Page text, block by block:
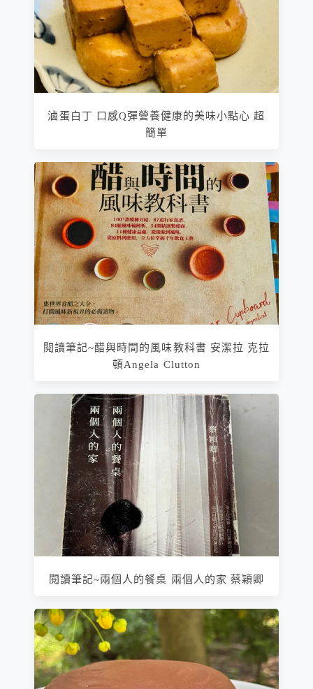
滷蛋白丁 口感Q彈營養健康的美味小點心 超
簡單
閱讀筆記~醋與時間的風味教科書 安潔拉 克拉
頓Angela Clutton
閱讀筆記~兩個人的餐桌 兩個人的家 蔡穎卿